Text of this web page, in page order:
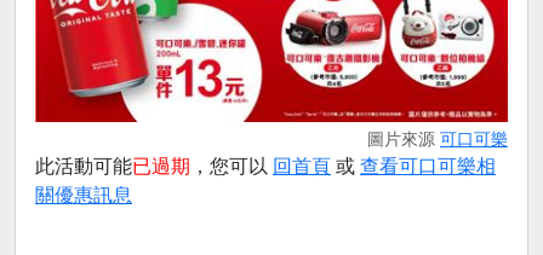
圖片來源 可口可樂
此活動可能已過期 ，您可以 回首頁 或 查看可口可樂相
關優惠訊息